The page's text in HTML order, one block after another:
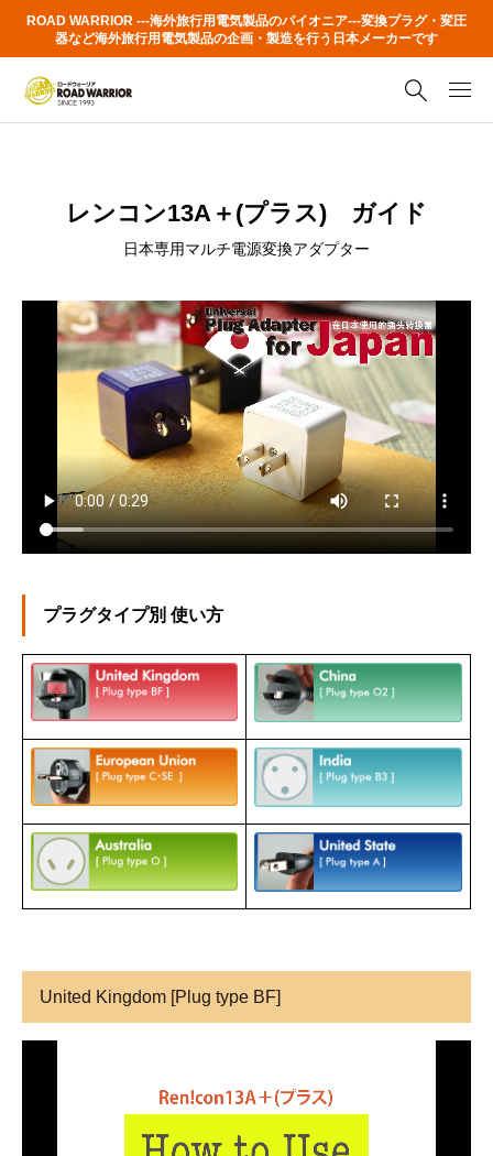
ROAD WARRIOR ---海外旅行用電気製品のパイオニア---変換プラグ・変圧
器など海外旅行用電気製品の企画・製造を行う日本メーカーです
レンコン13A＋(プラス) ガイド
日本専用マルチ電源変換アダプター
プラグタイプ別 使い方
United Kingdom [Plug type BF]